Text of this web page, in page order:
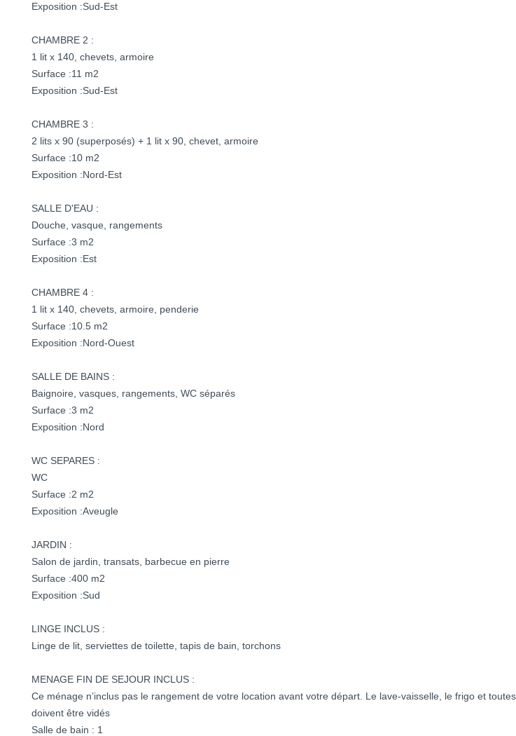
Exposition :Sud-Est
CHAMBRE 2 :
1 lit x 140, chevets, armoire
Surface :11 m2
Exposition :Sud-Est
CHAMBRE 3 :
2 lits x 90 (superposés) + 1 lit x 90, chevet, armoire
Surface :10 m2
Exposition :Nord-Est
SALLE D'EAU :
Douche, vasque, rangements
Surface :3 m2
Exposition :Est
CHAMBRE 4 :
1 lit x 140, chevets, armoire, penderie
Surface :10.5 m2
Exposition :Nord-Ouest
SALLE DE BAINS :
Baignoire, vasques, rangements, WC séparés
Surface :3 m2
Exposition :Nord
WC SEPARES :
WC
Surface :2 m2
Exposition :Aveugle
JARDIN :
Salon de jardin, transats, barbecue en pierre
Surface :400 m2
Exposition :Sud
LINGE INCLUS :
Linge de lit, serviettes de toilette, tapis de bain, torchons
MENAGE FIN DE SEJOUR INCLUS :
Ce ménage n’inclus pas le rangement de votre location avant votre départ. Le lave-vaisselle, le frigo et
doivent être vidés
Salle de bain : 1